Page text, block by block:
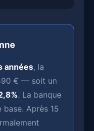
années, la
€ — soit un
. La banque
Après 15